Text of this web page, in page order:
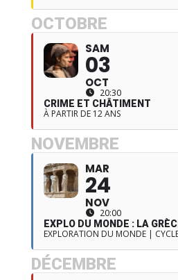
OCTOBRE
SAM
03
OCT
20:30
CRIME ET CHÂTIMENT
À PARTIR DE 12 ANS
NOVEMBRE
MAR
24
NOV
20:00
EXPLO DU MONDE : LA
EXPLORATION DU MONDE |
DÉCEMBRE